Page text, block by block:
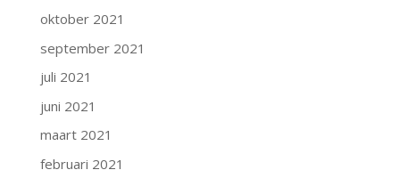
oktober 2021
september 2021
juli 2021
juni 2021
maart 2021
februari 2021